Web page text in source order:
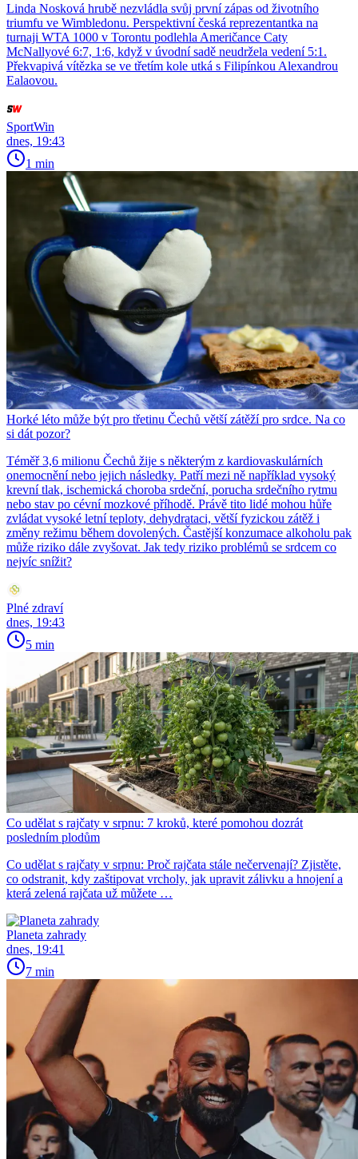
Linda Nosková hrubě nezvládla svůj první zápas od životního
triumfu ve Wimbledonu. Perspektivní česká reprezentantka na
turnaji WTA 1000 v Torontu podlehla Američance Caty
McNallyové 6:7, 1:6, když v úvodní sadě neudržela vedení 5:1.
Překvapivá vítězka se ve třetím kole utká s Filipínkou Alexandrou
Ealaovou.
SportWin
dnes, 19:43
1 min
Horké léto může být pro třetinu Čechů větší zátěží pro srdce. Na co
si dát pozor?
Téměř 3,6 milionu Čechů žije s některým z kardiovaskulárních
onemocnění nebo jejich následky. Patří mezi ně například vysoký
krevní tlak, ischemická choroba srdeční, porucha srdečního rytmu
nebo stav po cévní mozkové příhodě. Právě tito lidé mohou hůře
zvládat vysoké letní teploty, dehydrataci, větší fyzickou zátěž i
změny režimu během dovolených. Častější konzumace alkoholu pak
může riziko dále zvyšovat. Jak tedy riziko problémů se srdcem co
nejvíc snížit?
Plné zdraví
dnes, 19:43
5 min
Co udělat s rajčaty v srpnu: 7 kroků, které pomohou dozrát
posledním plodům
Co udělat s rajčaty v srpnu: Proč rajčata stále nečervenají? Zjistěte,
co odstranit, kdy zaštipovat vrcholy, jak upravit zálivku a hnojení a
která zelená rajčata už můžete …
Planeta zahrady
dnes, 19:41
7 min